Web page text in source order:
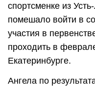
спортсменке из
помешало войти в
участия в
проходить в
Екатеринбурге.
Ангела по